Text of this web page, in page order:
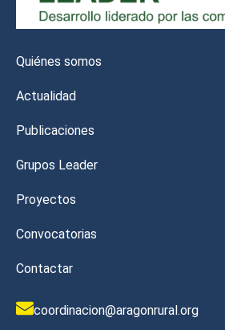
Quiénes somos
Actualidad
Publicaciones
Grupos Leader
Proyectos
Convocatorias
Contactar
coordinacion@aragonrural.org